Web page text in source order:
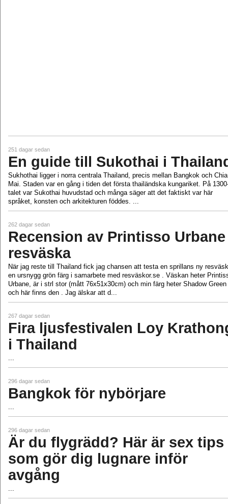
251 dagar sedan
En guide till Sukothai i
Sukhothai ligger i norra centrala Thailand, precis mellan Bangkok och
Mai. Staden var en gång i tiden det första thailändska kungariket. På
talet var Sukothai huvudstad och många säger att det faktiskt var här
språket, konsten och arkitekturen föddes. ...
262 dagar sedan
Recension av Printisso Urbane
resväska
När jag reste till Thailand fick jag chansen att testa en sprillans ny
en ursnygg grön färg i samarbete med resväskor.se . Väskan heter
Urbane, är i strl stor (mått 76x51x30cm) och min färg heter Shadow Green
och här finns den . Jag älskar att d...
267 dagar sedan
Fira ljusfestivalen Loy
i Thailand
...
296 dagar sedan
Bangkok för nybörjare
...
296 dagar sedan
Är du flygrädd? Här är sex tips
som gör dig lugnare inför
avgång
...